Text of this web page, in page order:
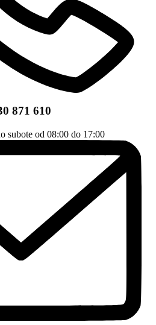
871 610
subote od 08:00 do 17:00